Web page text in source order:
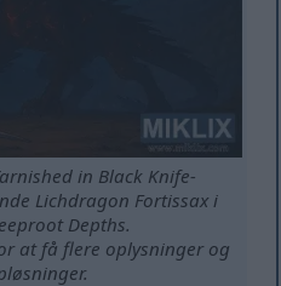
in Black Knife-
Lichdragon Fortissax i
Depths.
at få flere oplysninger og